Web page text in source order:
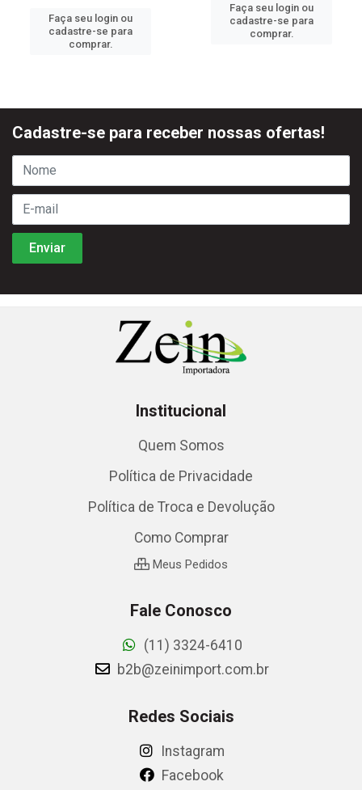
Faça seu login ou
cadastre-se para
comprar.
Faça seu login ou
cadastre-se para
comprar.
Cadastre-se para receber nossas ofertas!
Institucional
Quem Somos
Política de Privacidade
Política de Troca e Devolução
Como Comprar
Meus Pedidos
Fale Conosco
(11) 3324-6410
b2b@zeinimport.com.br
Redes Sociais
Instagram
Facebook